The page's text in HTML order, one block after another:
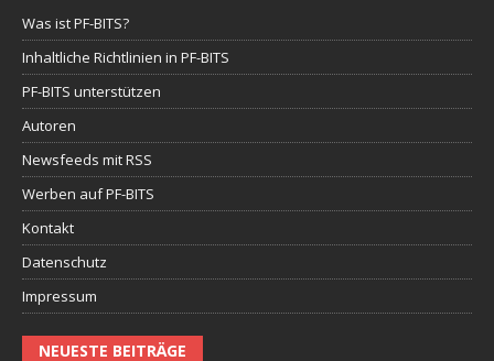
Was ist PF-BITS?
Inhaltliche Richtlinien in PF-BITS
PF-BITS unterstützen
Autoren
Newsfeeds mit RSS
Werben auf PF-BITS
Kontakt
Datenschutz
Impressum
NEUESTE BEITRÄGE